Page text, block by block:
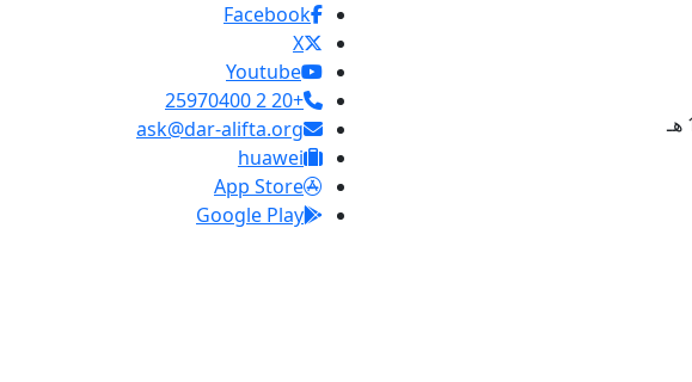
Facebook
X
Youtube
+20 2 25970400
ask@dar-alifta.org
huawei
App Store
Google Play